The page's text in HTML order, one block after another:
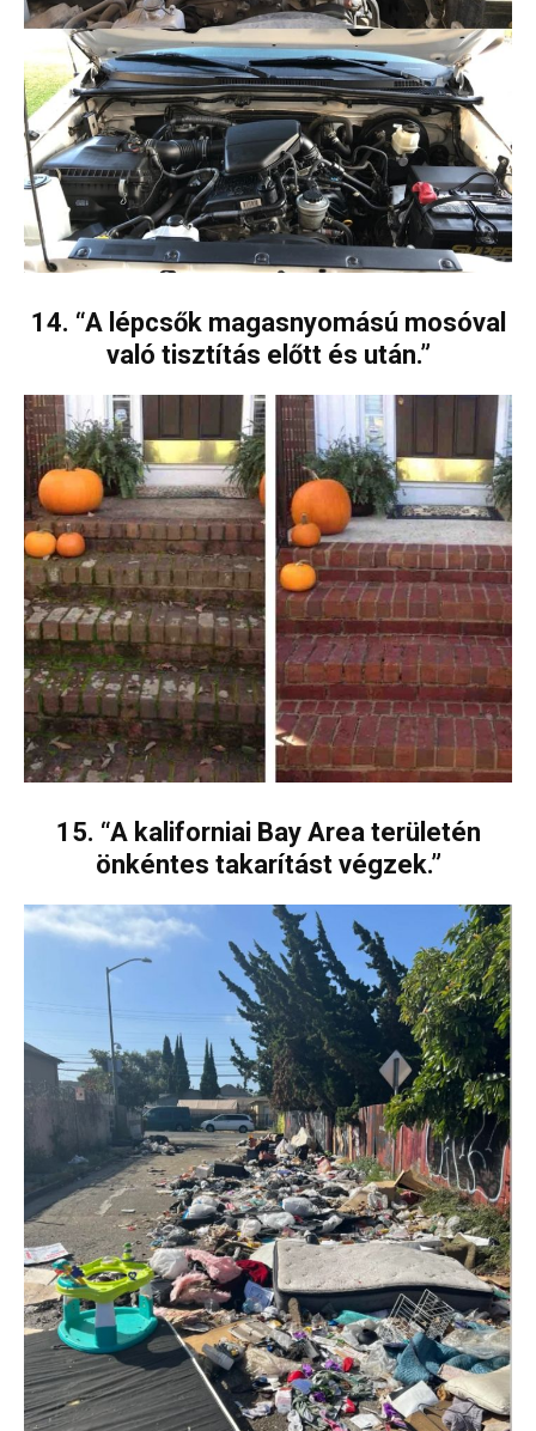
14. “A lépcsők magasnyomású mosóval
való tisztítás előtt és után.”
15. “A kaliforniai Bay Area területén
önkéntes takarítást végzek.”